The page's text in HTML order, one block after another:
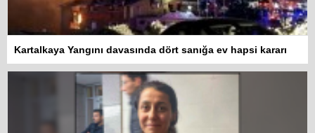
Kartalkaya Yangını davasında dört sanığa ev hapsi kararı